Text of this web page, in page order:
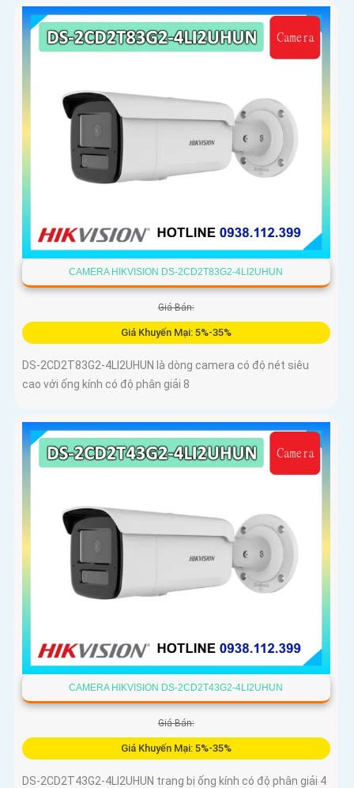
CAMERA HIKVISION DS-2CD2T83G2-4LI2UHUN
Giá Bán:
Giá Khuyến Mại: 5%-35%
DS-2CD2T83G2-4LI2UHUN là dòng camera có độ nét siêu
cao với ống kính có độ phân giải 8
CAMERA HIKVISION DS-2CD2T43G2-4LI2UHUN
Giá Bán:
Giá Khuyến Mại: 5%-35%
DS-2CD2T43G2-4LI2UHUN trang bị ống kính có độ phân giải 4